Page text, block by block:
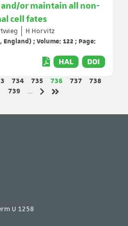
or maintain all non-
cell fates
H Horvitz
; Volume: 122 ; Page:
HAL DOI
Page
734 Page
735 Page
736 Page
737 Page
738
Page
739
…
U 1258